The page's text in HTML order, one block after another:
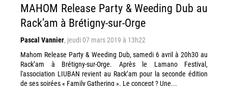
MAHOM Release Party & Weeding Dub au
Rack’am à Brétigny-sur-Orge
Pascal Vannier, jeudi 07 mars 2019 à 13h22
Mahom Release Party & Weeding Dub, samedi 6 avril à 20h30 au
Rack’am à Brétigny-sur-Orge. Après le Lamano Festival,
l'association LIUBAN revient au Rack’am pour la seconde édition
de ses soirées « Family Gathering ». Le concept ? Une...